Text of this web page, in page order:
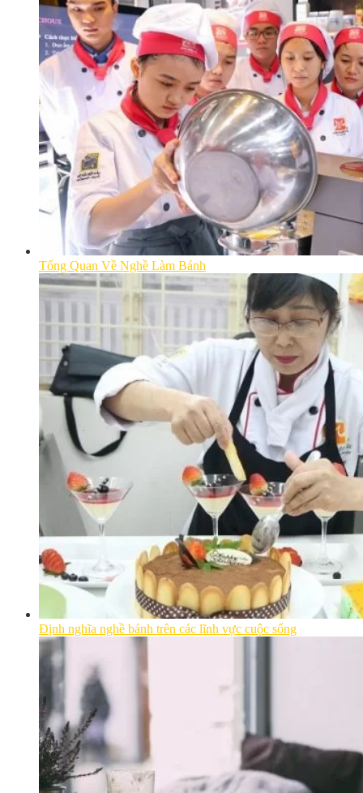
Tổng Quan Về Nghề Làm Bánh
Định nghĩa nghề bánh trên các lĩnh vực cuộc sống